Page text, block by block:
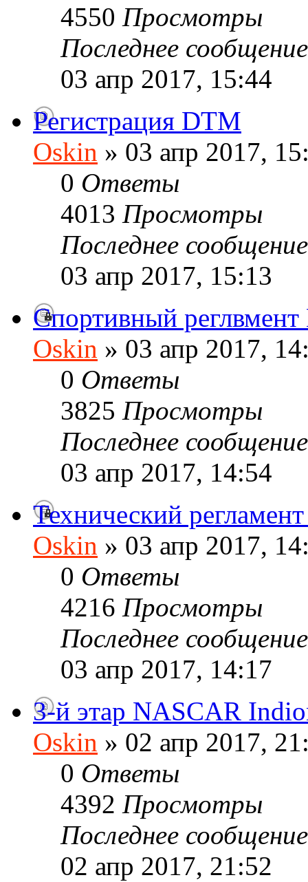
4550 Просмотры
Последнее
03 апр 2017, 15:44
Регистрация DTM
Oskin » 03 апр 2017,
0 Ответы
4013 Просмотры
Последнее
03 апр 2017, 15:13
Спортивный
Oskin » 03 апр 2017,
0 Ответы
3825 Просмотры
Последнее
03 апр 2017, 14:54
Технический
Oskin » 03 апр 2017,
0 Ответы
4216 Просмотры
Последнее
03 апр 2017, 14:17
3-й этар NASCAR
Oskin » 02 апр 2017,
0 Ответы
4392 Просмотры
Последнее
02 апр 2017, 21:52